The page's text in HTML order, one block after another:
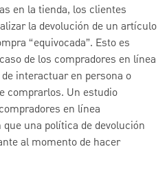
en la tienda, los clientes
la devolución de un artículo
“equivocada”. Esto es
de los compradores en línea
interactuar en persona o
comprarlos. Un estudio
en línea
una política de devolución
al momento de hacer